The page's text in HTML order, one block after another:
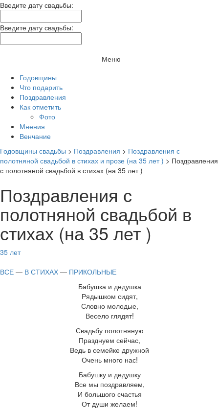
Введите дату свадьбы:
Введите дату свадьбы:
Меню
Годовщины
Что подарить
Поздравления
Как отметить
Фото
Мнения
Венчание
Годовщины свадьбы > Поздравления > Поздравления с
полотняной свадьбой в стихах и прозе (на 35 лет ) > Поздравления
с полотняной свадьбой в стихах (на 35 лет )
Поздравления с
полотняной свадьбой в
стихах (на 35 лет )
35 лет
ВСЕ — В СТИХАХ — ПРИКОЛЬНЫЕ
Бабушка и дедушка
Рядышком сидят,
Словно молодые,
Весело глядят!
Свадьбу полотняную
Празднуем сейчас,
Ведь в семейке дружной
Очень много нас!
Бабушку и дедушку
Все мы поздравляем,
И большого счастья
От души желаем!